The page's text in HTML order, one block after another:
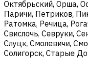
Октябрьский, Орша,
Паричи, Петриков,
Ратомка, Речица,
Свислочь, Севруки,
Слуцк, Смолевичи,
Солигорск, Старые